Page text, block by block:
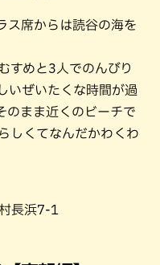
ス席からは読谷の海を
すめと3人でのんびり
いぜいたくな時間が過
のまま近くのビーチで
しくてなんだかわくわ
長浜7-1